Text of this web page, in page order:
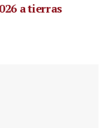
a tierras